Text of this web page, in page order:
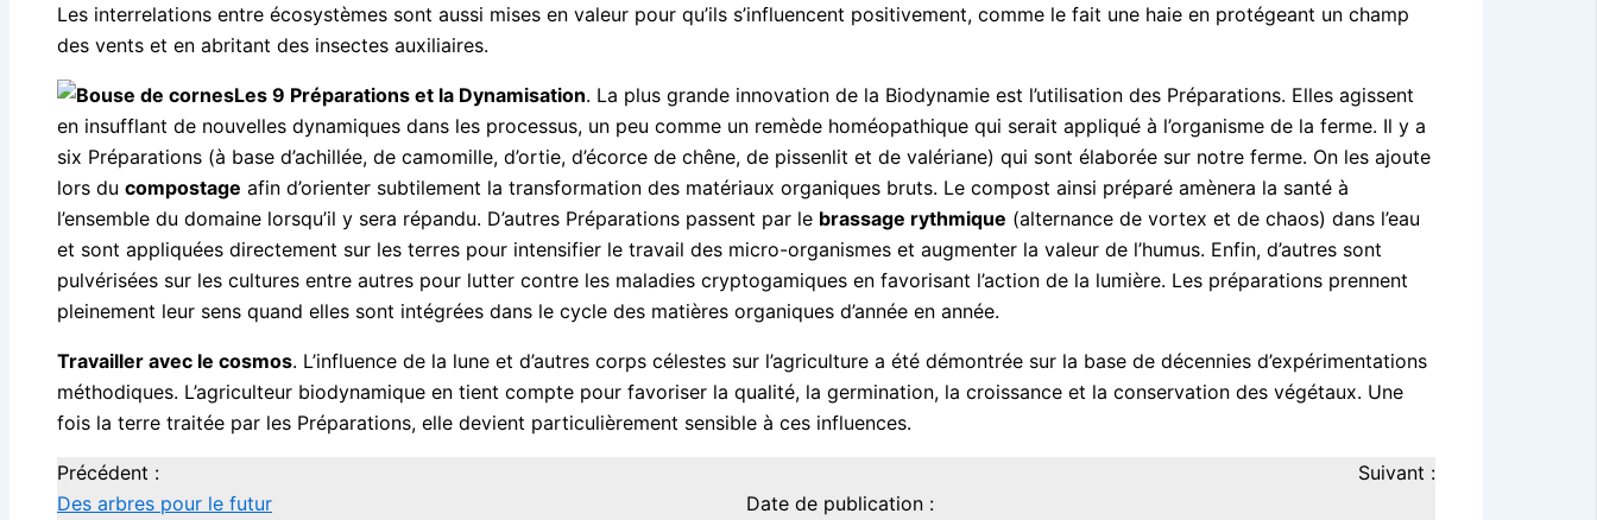
Les interrelations entre écosystèmes sont aussi mises en valeur pour qu’ils s’influencent positivement, comme le fait une haie en protégeant un champ
des vents et en abritant des insectes auxiliaires.
Les 9 Préparations et la Dynamisation. La plus grande innovation de la Biodynamie est l’utilisation des Préparations. Elles agissent
en insufflant de nouvelles dynamiques dans les processus, un peu comme un remède homéopathique qui serait appliqué à l’organisme de la ferme. Il y a
six Préparations (à base d’achillée, de camomille, d’ortie, d’écorce de chêne, de pissenlit et de valériane) qui sont élaborée sur notre ferme. On les ajoute
lors du compostage afin d’orienter subtilement la transformation des matériaux organiques bruts. Le compost ainsi préparé amènera la santé à
l’ensemble du domaine lorsqu’il y sera répandu. D’autres Préparations passent par le brassage rythmique (alternance de vortex et de chaos) dans l’eau
et sont appliquées directement sur les terres pour intensifier le travail des micro-organismes et augmenter la valeur de l’humus. Enfin, d’autres sont
pulvérisées sur les cultures entre autres pour lutter contre les maladies cryptogamiques en favorisant l’action de la lumière. Les préparations prennent
pleinement leur sens quand elles sont intégrées dans le cycle des matières organiques d’année en année.
Travailler avec le cosmos. L’influence de la lune et d’autres corps célestes sur l’agriculture a été démontrée sur la base de décennies d’expérimentations
méthodiques. L’agriculteur biodynamique en tient compte pour favoriser la qualité, la germination, la croissance et la conservation des végétaux. Une
fois la terre traitée par les Préparations, elle devient particulièrement sensible à ces influences.
Précédent :
Des arbres pour le futur
Suivant :
Date de publication :